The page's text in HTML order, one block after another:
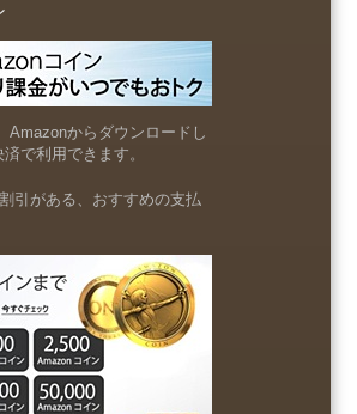
Amazonからダウンロードし
で利用できます。
引がある、おすすめの支払